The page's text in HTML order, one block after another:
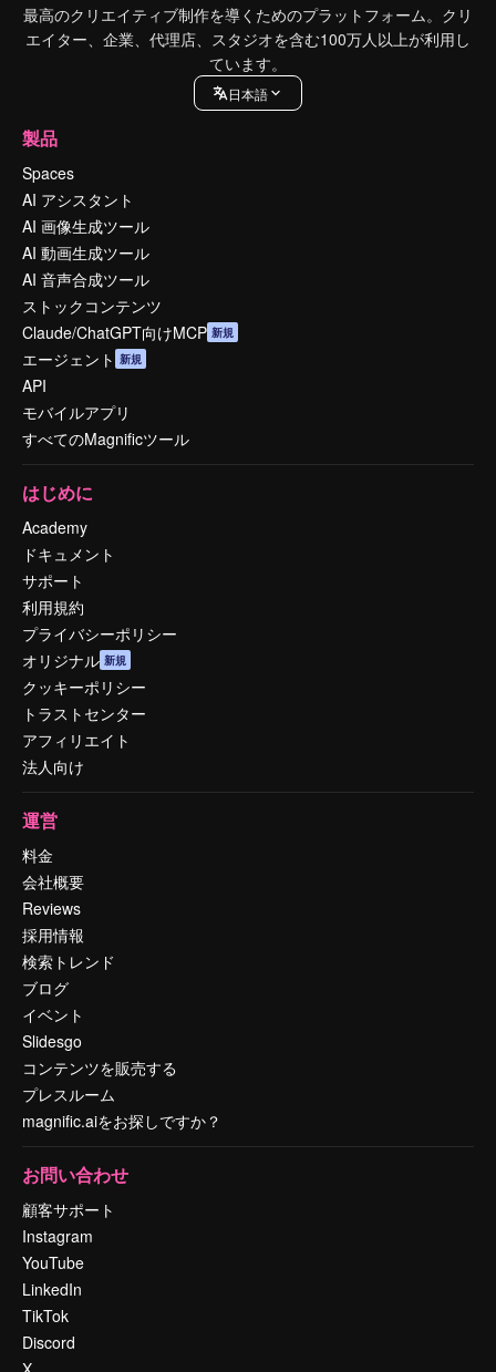
最高のクリエイティブ制作を導くためのプラットフォーム。クリ
エイター、企業、代理店、スタジオを含む100万人以上が利用し
ています。
日本語
製品
Spaces
AI アシスタント
AI 画像生成ツール
AI 動画生成ツール
AI 音声合成ツール
ストックコンテンツ
Claude/ChatGPT向けMCP 新規
エージェント 新規
API
モバイルアプリ
すべてのMagnificツール
はじめに
Academy
ドキュメント
サポート
利用規約
プライバシーポリシー
オリジナル 新規
クッキーポリシー
トラストセンター
アフィリエイト
法人向け
運営
料金
会社概要
Reviews
採用情報
検索トレンド
ブログ
イベント
Slidesgo
コンテンツを販売する
プレスルーム
magnific.aiをお探しですか？
お問い合わせ
顧客サポート
Instagram
YouTube
LinkedIn
TikTok
Discord